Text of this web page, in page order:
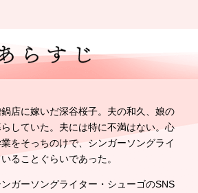
店に嫁いだ深谷桜子。 夫の和久、娘の
していた。夫には特に不満はない。心
をそっちのけで、シンガーソングライ
ることぐらいであった。
ガーソングライター・シューゴのSNS